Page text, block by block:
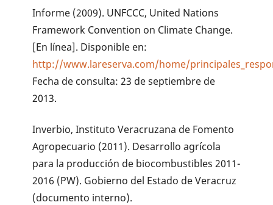
Informe (2009). UNFCCC, United Nations
Framework Convention on Climate Change.
[En línea]. Disponible en:
http://www.lareserva.com/home/
Fecha de consulta: 23 de septiembre de
2013.
Inverbio, Instituto Veracruzana de Fomento
Agropecuario (2011). Desarrollo agrícola
para la producción de biocombustibles 2011-
2016 (PW). Gobierno del Estado de Veracruz
(documento interno).